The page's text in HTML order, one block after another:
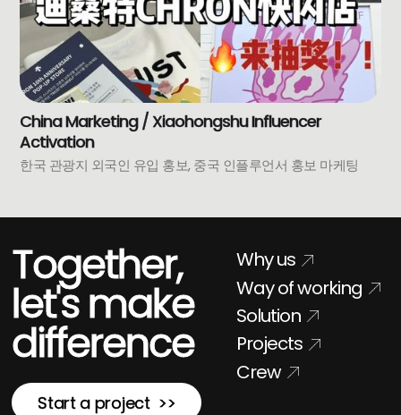
China Marketing / Xiaohongshu Influencer
Activation
한국 관광지 외국인 유입 홍보, 중국 인플루언서 홍보 마케팅
Together,
let's make
difference
Start a project >>
Why us
Way of working
Solution
Projects
Crew